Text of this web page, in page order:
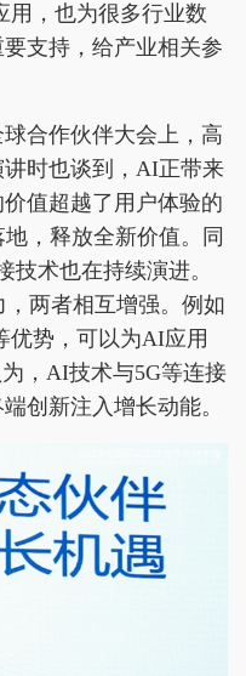
用，也为很多行业数
支持，给产业相关参
合作伙伴大会上，高
时也谈到，AI正带来
值超越了用户体验的
，释放全新价值。同
技术也在持续演进。
两者相互增强。例如
优势，可以为AI应用
，AI技术与5G等连接
创新注入增长动能。